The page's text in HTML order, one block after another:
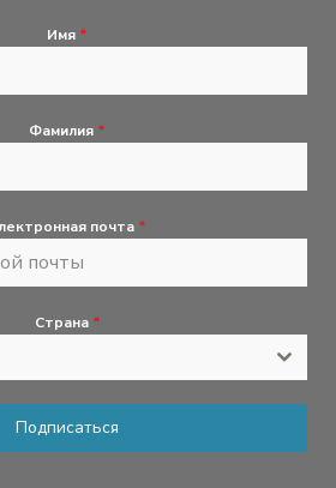
Имя *
Фамилия *
почта *
Страна *
Подписаться